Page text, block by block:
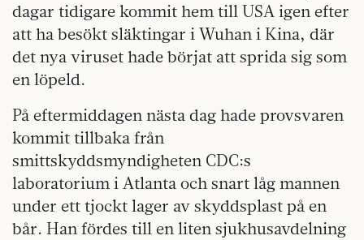
dagar tidigare kommit hem till USA igen efter
att ha besökt släktingar i Wuhan i Kina, där
det nya viruset hade börjat att sprida sig som
en löpeld.
På eftermiddagen nästa dag hade provsvaren
kommit tillbaka från
smittskyddsmyndigheten CDC:s
laboratorium i Atlanta och snart låg mannen
under ett tjockt lager av skyddsplast på en
bår. Han fördes till en liten sjukhusavdelning